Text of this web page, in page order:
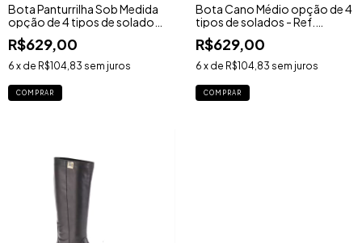
Bota Panturrilha Sob Medida
opção de 4 tipos de solados
- Ref. 1460BY
R$629,00
6 x de R$104,83 sem juros
COMPRAR
Bota Cano Médio opção de 4
tipos de solados - Ref.
1530BY
R$629,00
6 x de R$104,83 sem juros
COMPRAR